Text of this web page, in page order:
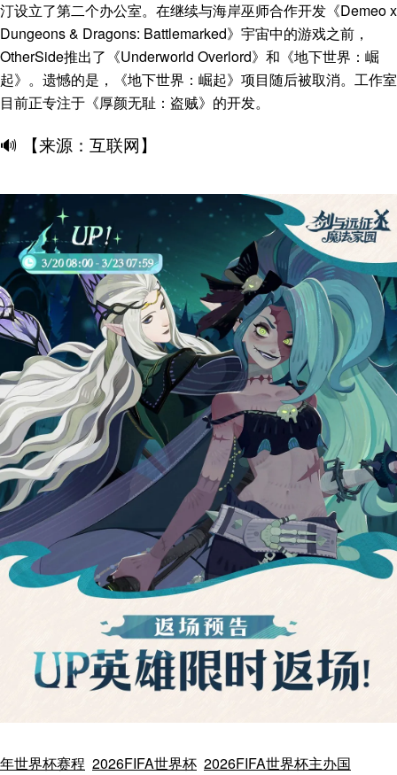
汀设立了第二个办公室。在继续与海岸巫师合作开发《Demeo x
Dungeons & Dragons: Battlemarked》宇宙中的游戏之前，
OtherSide推出了《Underworld Overlord》和《地下世界：崛
起》。遗憾的是，《地下世界：崛起》项目随后被取消。工作室
目前正专注于《厚颜无耻：盗贼》的开发。
🔊 【来源：互联网】
年世界杯赛程 2026FIFA世界杯 2026FIFA世界杯主办国